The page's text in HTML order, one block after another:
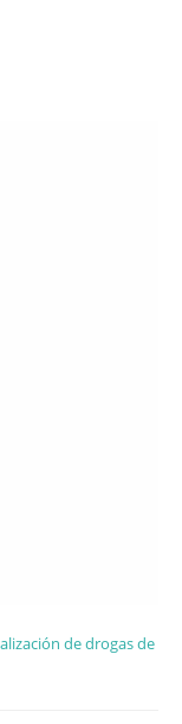
de drogas de